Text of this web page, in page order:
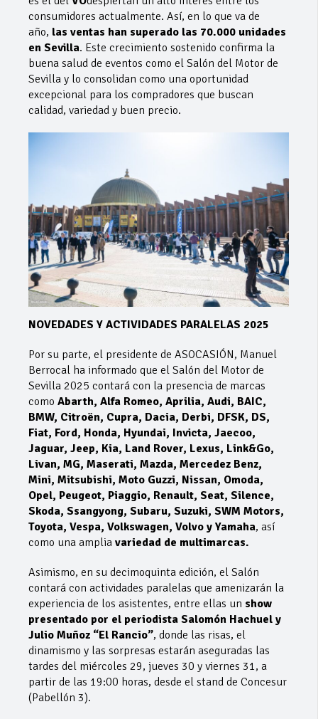
consumidores actualmente. Así, en lo que va de
año, las ventas han superado las 70.000 unidades
en Sevilla. Este crecimiento sostenido confirma la
buena salud de eventos como el Salón del Motor de
Sevilla y lo consolidan como una oportunidad
excepcional para los compradores que buscan
calidad, variedad y buen precio.
NOVEDADES Y ACTIVIDADES PARALELAS 2025
Por su parte, el presidente de ASOCASIÓN, Manuel
Berrocal ha informado que el Salón del Motor de
Sevilla 2025 contará con la presencia de marcas
como Abarth, Alfa Romeo, Aprilia, Audi, BAIC,
BMW, Citroën, Cupra, Dacia, Derbi, DFSK, DS,
Fiat, Ford, Honda, Hyundai, Invicta, Jaecoo,
Jaguar, Jeep, Kia, Land Rover, Lexus, Link&Go,
Livan, MG, Maserati, Mazda, Mercedez Benz,
Mini, Mitsubishi, Moto Guzzi, Nissan, Omoda,
Opel, Peugeot, Piaggio, Renault, Seat, Silence,
Skoda, Ssangyong, Subaru, Suzuki, SWM Motors,
Toyota, Vespa, Volkswagen, Volvo y Yamaha, así
como una amplia variedad de multimarcas.
Asimismo, en su decimoquinta edición, el Salón
contará con actividades paralelas que amenizarán la
experiencia de los asistentes, entre ellas un show
presentado por el periodista Salomón Hachuel y
Julio Muñoz “El Rancio”, donde las risas, el
dinamismo y las sorpresas estarán aseguradas las
tardes del miércoles 29, jueves 30 y viernes 31, a
partir de las 19:00 horas, desde el stand de Concesur
(Pabellón 3).